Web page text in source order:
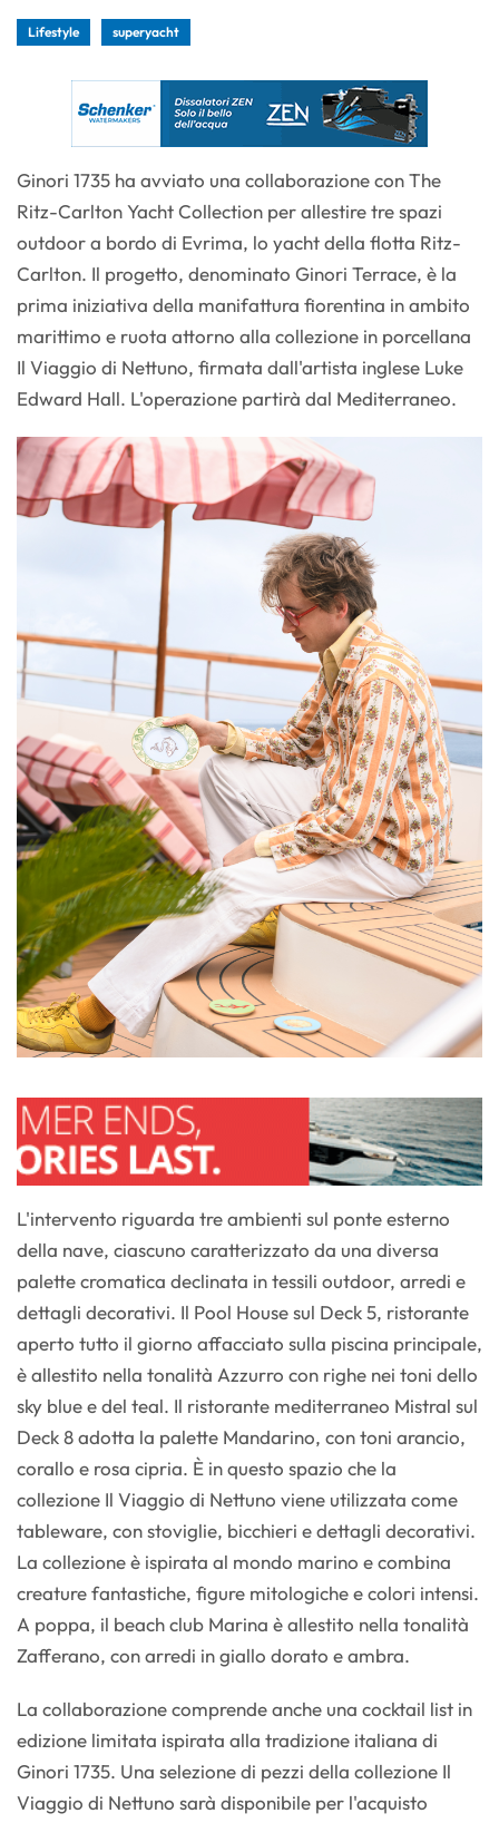
Lifestyle superyacht
Ginori 1735 ha avviato una collaborazione con The
Ritz-Carlton Yacht Collection per allestire tre spazi
outdoor a bordo di Evrima, lo yacht della flotta Ritz-
Carlton. Il progetto, denominato Ginori Terrace, è la
prima iniziativa della manifattura fiorentina in ambito
marittimo e ruota attorno alla collezione in porcellana
Il Viaggio di Nettuno, firmata dall'artista inglese Luke
Edward Hall. L'operazione partirà dal Mediterraneo.
L'intervento riguarda tre ambienti sul ponte esterno
della nave, ciascuno caratterizzato da una diversa
palette cromatica declinata in tessili outdoor, arredi e
dettagli decorativi. Il Pool House sul Deck 5, ristorante
aperto tutto il giorno affacciato sulla piscina principale,
è allestito nella tonalità Azzurro con righe nei toni dello
sky blue e del teal. Il ristorante mediterraneo Mistral sul
Deck 8 adotta la palette Mandarino, con toni arancio,
corallo e rosa cipria. È in questo spazio che la
collezione Il Viaggio di Nettuno viene utilizzata come
tableware, con stoviglie, bicchieri e dettagli decorativi.
La collezione è ispirata al mondo marino e combina
creature fantastiche, figure mitologiche e colori intensi.
A poppa, il beach club Marina è allestito nella tonalità
Zafferano, con arredi in giallo dorato e ambra.
La collaborazione comprende anche una cocktail list in
edizione limitata ispirata alla tradizione italiana di
Ginori 1735. Una selezione di pezzi della collezione Il
Viaggio di Nettuno sarà disponibile per l'acquisto